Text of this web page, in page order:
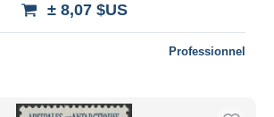
± 8,07 $US
Professionnel